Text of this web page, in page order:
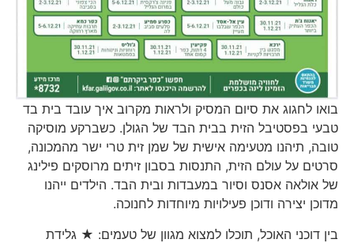
בואו לחגוג את סיום המסיק ולראות מקרוב איך עובד בית בד
טבעי בפסטיבל הזית בבית הבד של הגולן. כשברקע מוסיקה
טובה, תיהנו מטעימה אישית של שמן זית טרי ישר מהמכונה,
סרטים על עולם הזית, התנסות בסבון זיתים מרוסקים פילינג
של אולאה אסנס וסיור במעבדות ובית הבד. הילדים ייהנו
מדוכן יצירה ודוכן פעילויות מיוחדות לחנוכה.
בין דוכני האוכל, תוכלו למצוא מגוון של טעמים: ★ גלידת